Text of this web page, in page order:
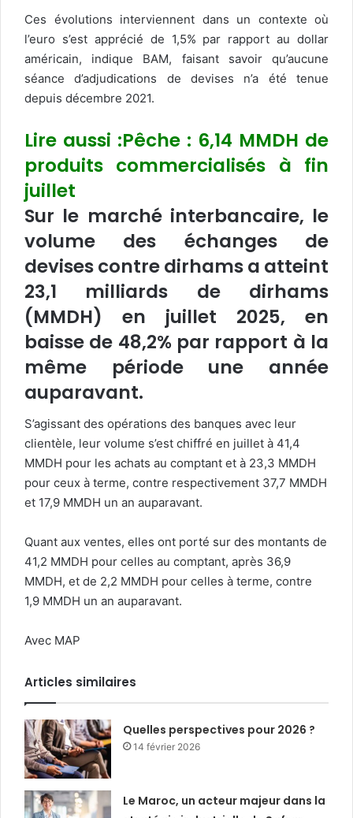
Ces évolutions interviennent dans un contexte où
l’euro s’est apprécié de 1,5% par rapport au dollar
américain, indique BAM, faisant savoir qu’aucune
séance d’adjudications de devises n’a été tenue
depuis décembre 2021.
Lire aussi :Pêche : 6,14 MMDH de
produits commercialisés à fin
juillet
Sur le marché interbancaire, le
volume des échanges de
devises contre dirhams a atteint
23,1 milliards de dirhams
(MMDH) en juillet 2025, en
baisse de 48,2% par rapport à la
même période une année
auparavant.
S’agissant des opérations des banques avec leur
clientèle, leur volume s’est chiffré en juillet à 41,4
MMDH pour les achats au comptant et à 23,3 MMDH
pour ceux à terme, contre respectivement 37,7 MMDH
et 17,9 MMDH un an auparavant.
Quant aux ventes, elles ont porté sur des montants de
41,2 MMDH pour celles au comptant, après 36,9
MMDH, et de 2,2 MMDH pour celles à terme, contre
1,9 MMDH un an auparavant.
Avec MAP
Articles similaires
Quelles perspectives pour 2026 ?
14 février 2026
Le Maroc, un acteur majeur dans la